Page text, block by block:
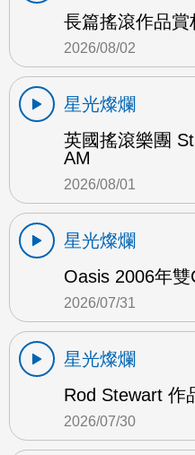
長篇搖滾作品
2026/08/02
星光燦爛
英國搖滾樂團
AM
2026/08/01
星光燦爛
Oasis 2006年
2026/07/31
星光燦爛
Rod Stewart 作
2026/07/30